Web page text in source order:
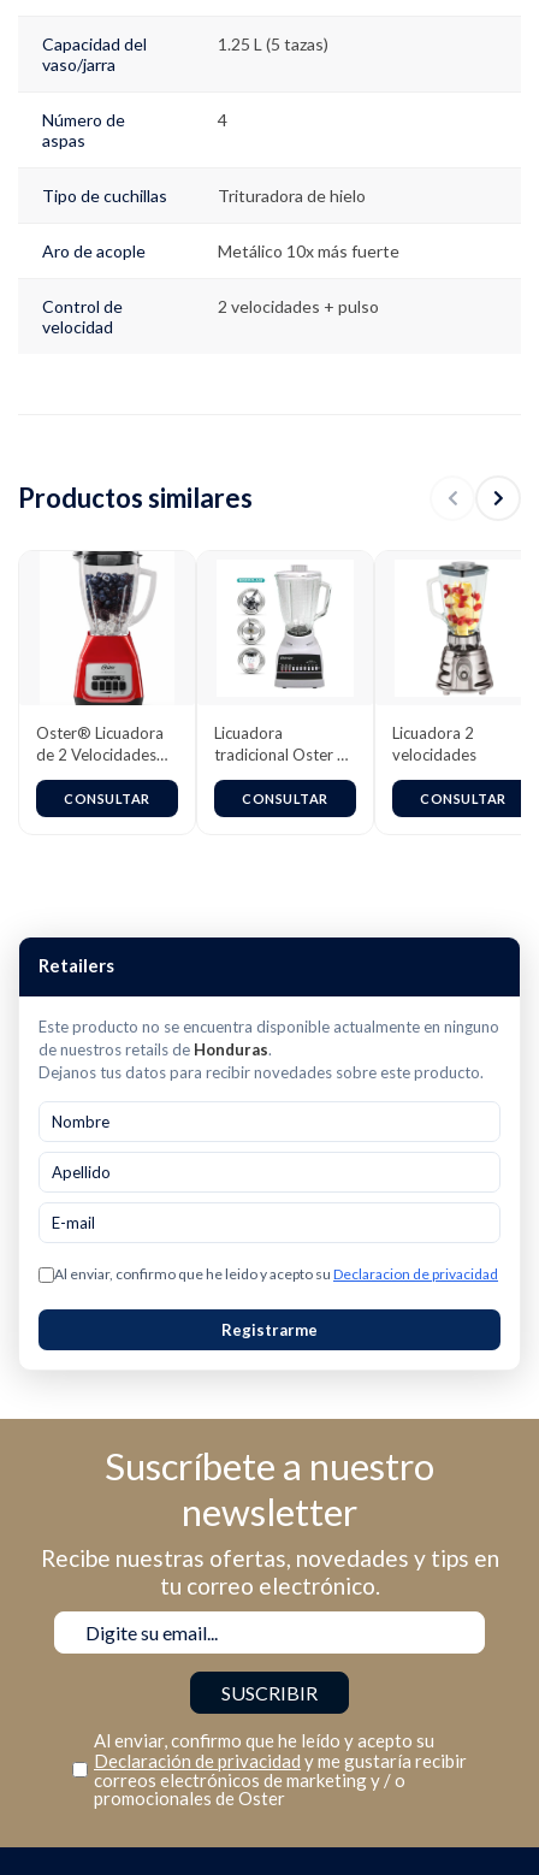
Capacidad del
vaso/jarra
1.25 L (5 tazas)
Número de
aspas
4
Tipo de cuchillas Trituradora de hielo
Aro de acople Metálico 10x más fuerte
Control de
velocidad
2 velocidades + pulso
Productos similares
Oster® Licuadora
de 2 Velocidades
más Pulso, con Vaso
de Vidrio
Boroclass®, 1.5 L,
CONSULTAR
Licuadora
tradicional Oster 10
velocidades
4112(127v) / 4172
(220v)
CONSULTAR
Licuadora 2
velocidades
CONSULTAR
Retailers
Este producto no se encuentra disponible actualmente en ninguno
de nuestros retails de Honduras.
Dejanos tus datos para recibir novedades sobre este producto.
Al enviar, confirmo que he leido y acepto su Declaracion de privacidad
Registrarme
Suscríbete a nuestro
newsletter
Recibe nuestras ofertas, novedades y tips en
tu correo electrónico.
Al enviar, confirmo que he leído y acepto su
Declaración de privacidad y me gustaría recibir
correos electrónicos de marketing y / o
promocionales de Oster